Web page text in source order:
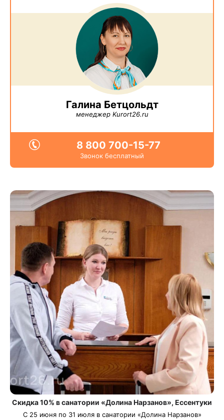
Галина Бетцольдт
менеджер Kurort26.ru
8 800 700-15-77
Звонок бесплатный
Скидка 10% в санатории «Долина Нарзанов», Ессентуки
С 25 июня по 31 июля в санатории «Долина Нарзанов»